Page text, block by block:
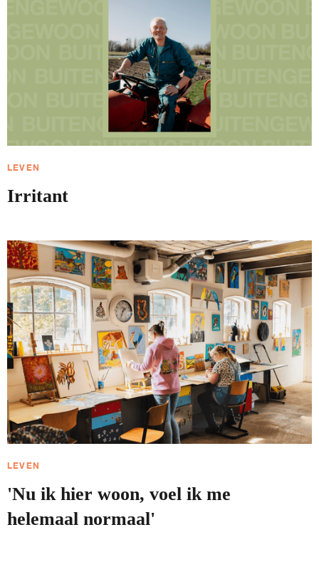
LEVEN
Irritant
LEVEN
'Nu ik hier woon, voel ik me
helemaal normaal'